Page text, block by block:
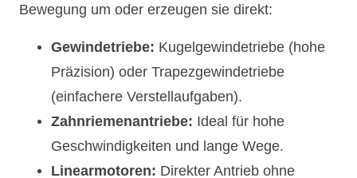
Bewegung um oder erzeugen sie direkt:
Gewindetriebe: Kugelgewindetriebe (hohe
Präzision) oder Trapezgewindetriebe
(einfachere Verstellaufgaben).
Zahnriemenantriebe: Ideal für hohe
Geschwindigkeiten und lange Wege.
Linearmotoren: Direkter Antrieb ohne